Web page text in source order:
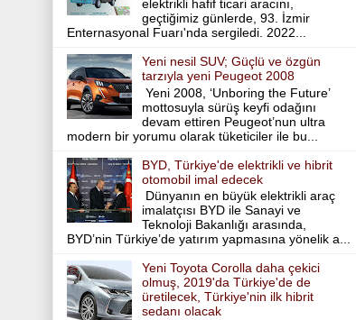
elektrikli hafif ticari aracını,
geçtiğimiz günlerde, 93. İzmir
Enternasyonal Fuarı'nda sergiledi. 2022...
Yeni nesil SUV; Güçlü ve özgün
tarzıyla yeni Peugeot 2008
Yeni 2008, ‘Unboring the Future’
mottosuyla sürüş keyfi odağını
devam ettiren Peugeot’nun ultra
modern bir yorumu olarak tüketiciler ile bu...
BYD, Türkiye'de elektrikli ve hibrit
otomobil imal edecek
Dünyanın en büyük elektrikli araç
imalatçısı BYD ile Sanayi ve
Teknoloji Bakanlığı arasında,
BYD’nin Türkiye’de yatırım yapmasına yönelik a...
Yeni Toyota Corolla daha çekici
olmuş, 2019'da Türkiye'de de
üretilecek, Türkiye'nin ilk hibrit
sedanı olacak